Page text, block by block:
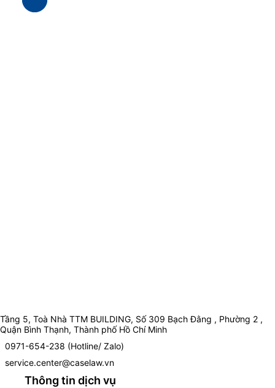
Tầng 5, Toà Nhà TTM BUILDING, Số 309 Bạch Đằng , Phường 2 ,
Quận Bình Thạnh, Thành phố Hồ Chí Minh
0971-654-238 (Hotline/ Zalo)
service.center@caselaw.vn
Thông tin dịch vụ